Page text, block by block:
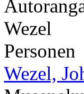
Wezel
Personen
Wezel,